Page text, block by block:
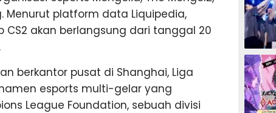
Menurut platform data Liquipedia,
CS2 akan berlangsung dari tanggal 20
berkantor pusat di Shanghai, Liga
esports multi-gelar yang
League Foundation, sebuah divisi
ESPORTS